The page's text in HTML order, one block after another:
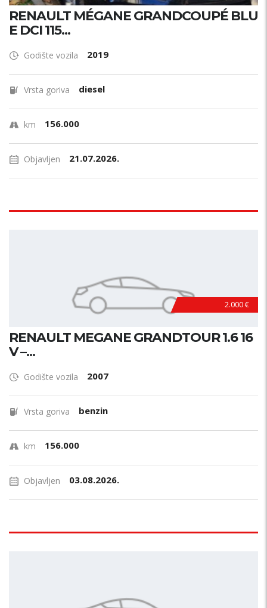
RENAULT MÉGANE GRANDCOUPÉ BLU
E DCI 115...
Godište vozila 2019
Vrsta goriva diesel
km 156.000
Objavljen 21.07.2026.
2.000 €
RENAULT MEGANE GRANDTOUR 1.6 16
V –...
Godište vozila 2007
Vrsta goriva benzin
km 156.000
Objavljen 03.08.2026.